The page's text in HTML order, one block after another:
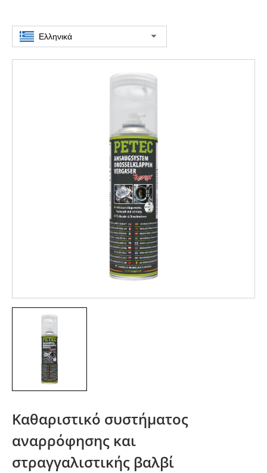
Ελληνικά
Καθαριστικό συστήματος
αναρρόφησης και
στραγγαλιστικής βαλβί